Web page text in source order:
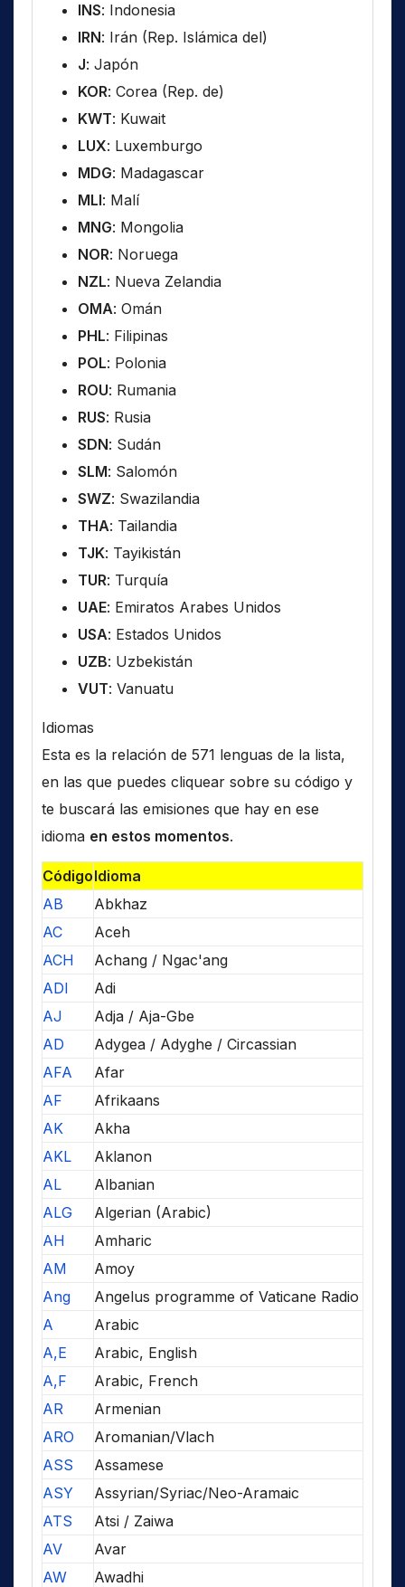
INS: Indonesia
IRN: Irán (Rep. Islámica del)
J: Japón
KOR: Corea (Rep. de)
KWT: Kuwait
LUX: Luxemburgo
MDG: Madagascar
MLI: Malí
MNG: Mongolia
NOR: Noruega
NZL: Nueva Zelandia
OMA: Omán
PHL: Filipinas
POL: Polonia
ROU: Rumania
RUS: Rusia
SDN: Sudán
SLM: Salomón
SWZ: Swazilandia
THA: Tailandia
TJK: Tayikistán
TUR: Turquía
UAE: Emiratos Arabes Unidos
USA: Estados Unidos
UZB: Uzbekistán
VUT: Vanuatu
Idiomas
Esta es la relación de 571 lenguas de la lista,
en las que puedes cliquear sobre su código y
te buscará las emisiones que hay en ese
idioma en estos momentos.
CódigoIdioma
AB
Abkhaz
AC
Aceh
ACH
Achang / Ngac'ang
ADI
Adi
AJ
Adja / Aja-Gbe
AD
Adygea / Adyghe / Circassian
AFA
Afar
AF
Afrikaans
AK
Akha
AKL
Aklanon
AL
Albanian
ALG
Algerian (Arabic)
AH
Amharic
AM
Amoy
Ang
Angelus programme of Vaticane Radio
A
Arabic
A,E
Arabic, English
A,F
Arabic, French
AR
Armenian
ARO
Aromanian/Vlach
ASS
Assamese
ASY
Assyrian/Syriac/Neo-Aramaic
ATS
Atsi / Zaiwa
AV
Avar
AW
Awadhi